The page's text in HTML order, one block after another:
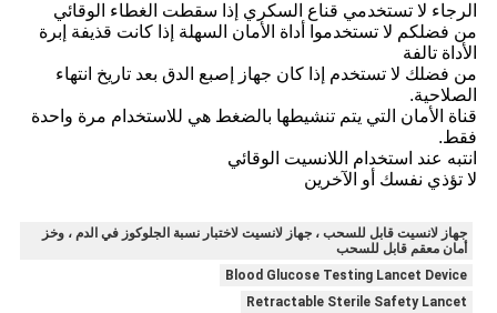
الرجاء لا تستخدمي قناع السكري إذا سقطت الغطاء الوقائي
من فضلكم لا تستخدموا أداة الأمان السهلة إذا كانت قذيفة إبرة
الأداة تالفة
من فضلك لا تستخدم إذا كان جهاز إصبع الدق بعد تاريخ انتهاء
الصلاحية.
قناة الأمان التي يتم تنشيطها بالضغط هي للاستخدام مرة واحدة
فقط.
انتبه عند استخدام اللانسيت الوقائي
لا تؤذي نفسك أو الآخرين
جهاز لانسيت قابل للسحب ، جهاز لانسيت لاختبار نسبة الجلوكوز في الدم ، وخز
أمان معقم قابل للسحب
Blood Glucose Testing Lancet Device
Retractable Sterile Safety Lancet